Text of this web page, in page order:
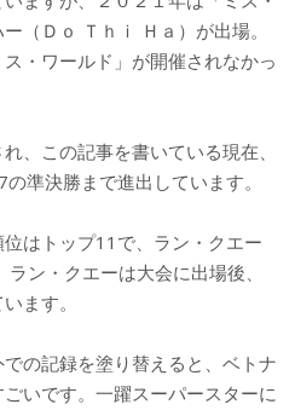
（Ｄｏ Ｔｈｉ Ｈａ）が出場。
・ワールド」が開催されなかっ
、この記事を書いている現在、
準決勝まで進出しています。
はトップ11で、ラン・クエー
ラン・クエーは大会に出場後、
ます。
の記録を塗り替えると、ベトナ
いです。一躍スーパースターに